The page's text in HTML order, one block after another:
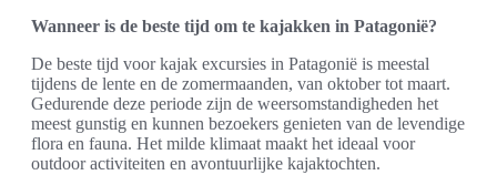
Wanneer is de beste tijd om te kajakken in Patagonië?
De beste tijd voor kajak excursies in Patagonië is meestal
tijdens de lente en de zomermaanden, van oktober tot maart.
Gedurende deze periode zijn de weersomstandigheden het
meest gunstig en kunnen bezoekers genieten van de levendige
flora en fauna. Het milde klimaat maakt het ideaal voor
outdoor activiteiten en avontuurlijke kajaktochten.